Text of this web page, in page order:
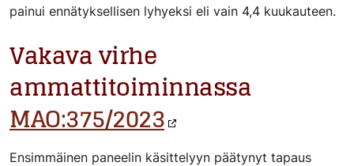
painui ennätyksellisen lyhyeksi eli vain 4,4 kuukauteen.
Vakava virhe
ammattitoiminnassa
MAO:375/2023
Ensimmäinen paneelin käsittelyyn päätynyt tapaus